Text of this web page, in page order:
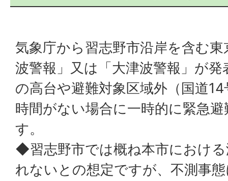
気象庁から習志野市沿岸を含む
波警報」又は「大津波警報」が
の高台や避難対象区域外（国道
時間がない場合に一時的に緊急
す。
◆習志野市では概ね本市におけ
れないとの想定ですが、不測事